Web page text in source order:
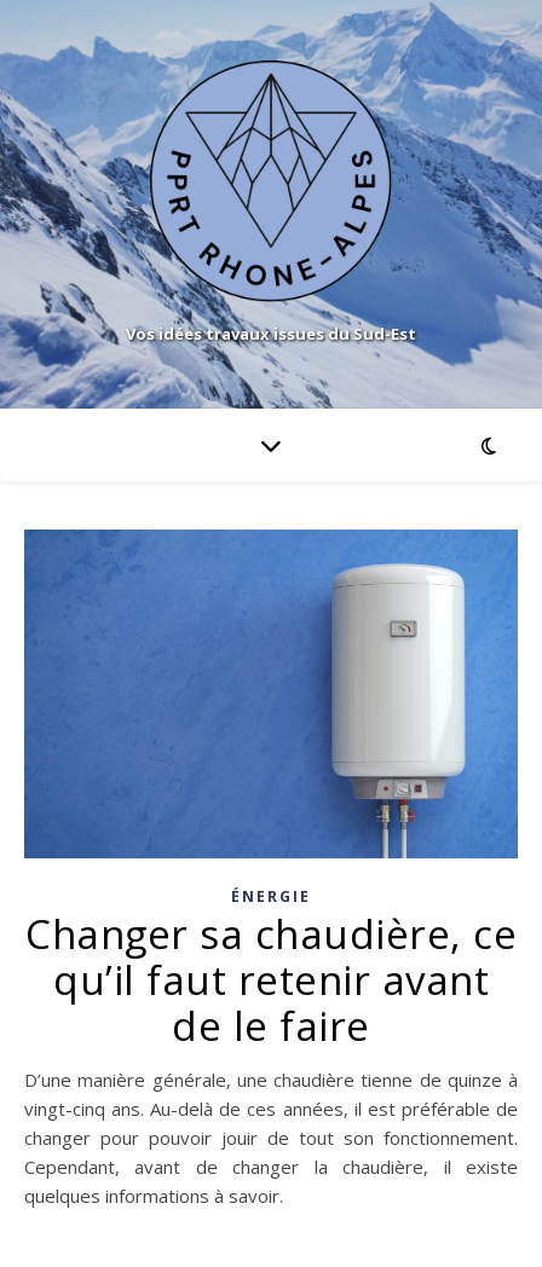
Vos idées travaux issues du Sud-Est
ÉNERGIE
Changer sa chaudière, ce
qu’il faut retenir avant
de le faire
D’une manière générale, une chaudière tienne de quinze à
vingt-cinq ans. Au-delà de ces années, il est préférable de
changer pour pouvoir jouir de tout son fonctionnement.
Cependant, avant de changer la chaudière, il existe
quelques informations à savoir.